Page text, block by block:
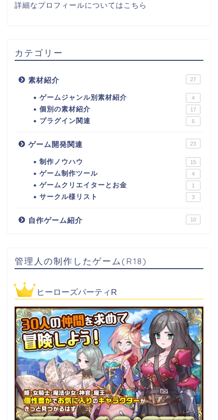
詳細なプロフィールについてはこちら
カテゴリー
素材紹介 27
ゲームジャンル別素材紹介 4
個別の素材紹介 17
プラグイン関連 6
ゲーム開発関連 23
制作ノウハウ 15
ゲーム制作ツール 4
ゲームクリエイターとお金 1
サークル様リスト 3
自作ゲーム紹介 10
管理人の制作したゲーム(R18)
ヒーローズパーティR